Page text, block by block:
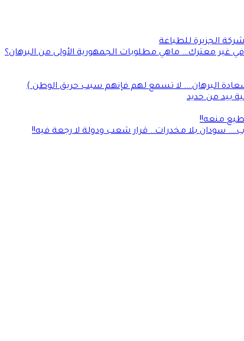
الجزيرة للطباعة
غير معترك… ماهي مطلوبات الجمهورية الأولى من البرهان؟
البرهان…. لا تسمع لهم فإنهم سبب حريق الوطن )
بيد من حديد
منعه!!
سودان بلا مخدرات.. قرار شعب ودولة لا رجعة فيه!!